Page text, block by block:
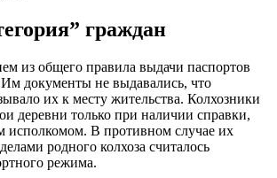
граждан
из общего правила выдачи паспортов
Им документы не выдавались, что
их к месту жительства. Колхозники
деревни только при наличии справки,
исполкомом. В противном случае их
родного колхоза считалось
режима.